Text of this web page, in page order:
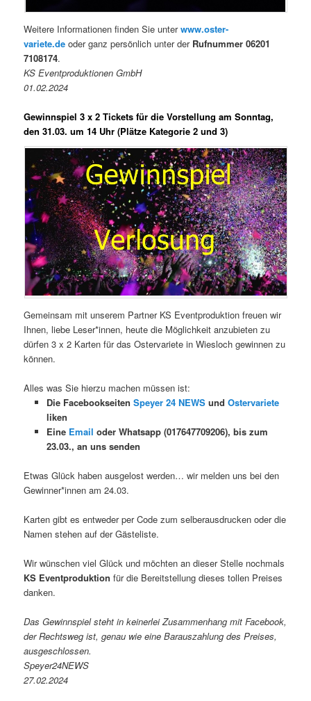
Weitere Informationen finden Sie unterwww.oster-
variete.de oder ganz persönlich unter der Rufnummer 06201
7108174.
KS Eventproduktionen GmbH
01.02.2024
Gewinnspiel 3 x 2 Tickets für die Vorstellung am Sonntag,
den 31.03. um 14 Uhr (Plätze Kategorie 2 und 3)
Gemeinsam mit unserem Partner KS Eventproduktion freuen wir
Ihnen, liebe Leser*innen, heute die Möglichkeit anzubieten zu
dürfen 3 x 2 Karten für das Ostervariete in Wiesloch gewinnen zu
können.
Alles was Sie hierzu machen müssen ist:
Die Facebookseiten Speyer 24 NEWSund Ostervariete
liken
Eine Email oder Whatsapp (017647709206), bis zum
23.03., an uns senden
Etwas Glück haben ausgelost werden… wir melden uns bei den
Gewinner*innen am 24.03.
Karten gibt es entweder per Code zum selberausdrucken oder die
Namen stehen auf der Gästeliste.
Wir wünschen viel Glück und möchten an dieser Stelle nochmals
KS Eventproduktion für die Bereitstellung dieses tollen Preises
danken.
Das Gewinnspiel steht in keinerlei Zusammenhang mit Facebook,
der Rechtsweg ist, genau wie eine Barauszahlung des Preises,
ausgeschlossen.
Speyer24NEWS
27.02.2024